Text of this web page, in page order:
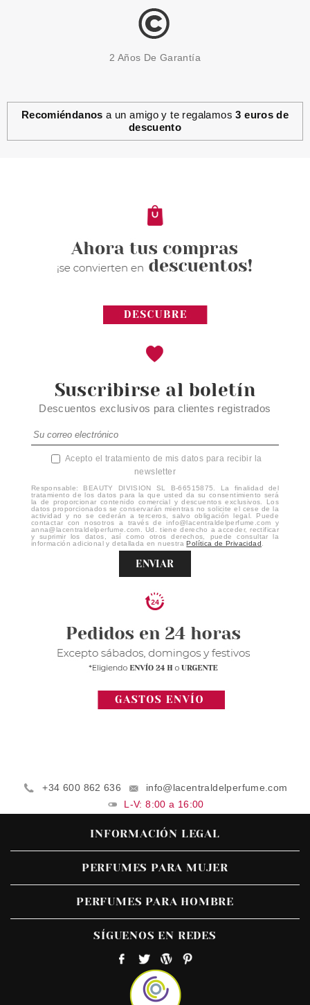
2 Años De Garantía
Recomiéndanos a un amigo y te regalamos3 euros de
descuento
Suscribirse al boletín
Descuentos exclusivos para clientes registrados
Acepto el tratamiento de mis datos para recibir la
newsletter
Responsable: BEAUTY DIVISION SL B-66515875. La finalidad del
tratamiento de los datos para la que usted da su consentimiento será
la de proporcionar contenido comercial y descuentos exclusivos. Los
datos proporcionados se conservarán mientras no solicite el cese de la
actividad y no se cederán a terceros, salvo obligación legal. Puede
contactar con nosotros a través de info@lacentraldelperfume.com y
anna@lacentraldelperfume.com. Ud. tiene derecho a acceder, rectificar
y suprimir los datos, así como otros derechos, puede consultar la
información adicional y detallada en nuestraPolítica de Privacidad
ENVIAR
+34 600 862 636
info@lacentraldelperfume.com
L-V: 8:00 a 16:00
INFORMACIÓN LEGAL
PERFUMES PARA MUJER
PERFUMES PARA HOMBRE
SÍGUENOS EN REDES